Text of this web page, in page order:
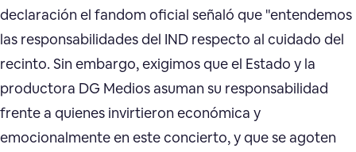
declaración el fandom oficial señaló que "entendemos
las responsabilidades del IND respecto al cuidado del
recinto. Sin embargo, exigimos que el Estado y la
productora DG Medios asuman su responsabilidad
frente a quienes invirtieron económica y
emocionalmente en este concierto, y que se agoten